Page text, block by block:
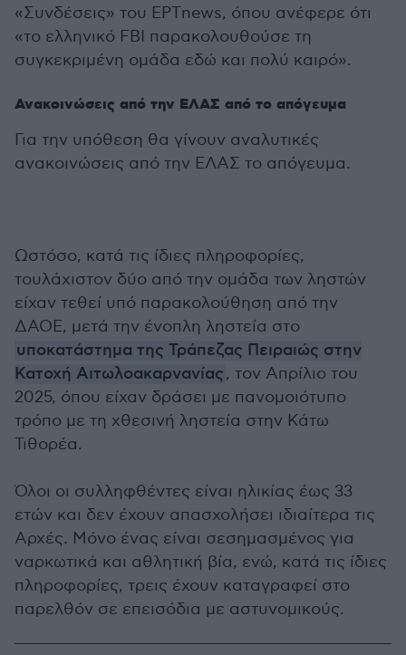
«Συνδέσεις» του ΕΡΤnews, όπου ανέφερε ότι
«το ελληνικό FBI παρακολουθούσε τη
συγκεκριμένη ομάδα εδώ και πολύ καιρό».
Ανακοινώσεις από την ΕΛΑΣ από το απόγευμα
Για την υπόθεση θα γίνουν αναλυτικές
ανακοινώσεις από την ΕΛΑΣ το απόγευμα.
Ωστόσο, κατά τις ίδιες πληροφορίες,
τουλάχιστον δύο από την ομάδα των ληστών
είχαν τεθεί υπό παρακολούθηση από την
ΔΑΟΕ, μετά την ένοπλη ληστεία στο
υποκατάστημα της Τράπεζας Πειραιώς στην
Κατοχή Αιτωλοακαρνανίας, τον Απρίλιο του
2025, όπου είχαν δράσει με πανομοιότυπο
τρόπο με τη χθεσινή ληστεία στην Κάτω
Τιθορέα.
Όλοι οι συλληφθέντες είναι ηλικίας έως 33
ετών και δεν έχουν απασχολήσει ιδιαίτερα τις
Αρχές. Μόνο ένας είναι σεσημασμένος για
ναρκωτικά και αθλητική βία, ενώ, κατά τις ίδιες
πληροφορίες, τρεις έχουν καταγραφεί στο
παρελθόν σε επεισόδια με αστυνομικούς.